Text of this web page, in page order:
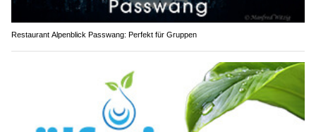
Restaurant Alpenblick Passwang: Perfekt für Gruppen